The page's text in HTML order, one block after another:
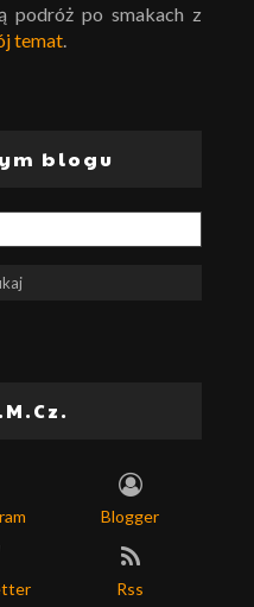
podróż po smakach z
temat.
blogu
Blogger
Rss